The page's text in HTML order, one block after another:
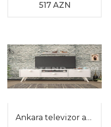
517 AZN
Ankara televizor altlığı